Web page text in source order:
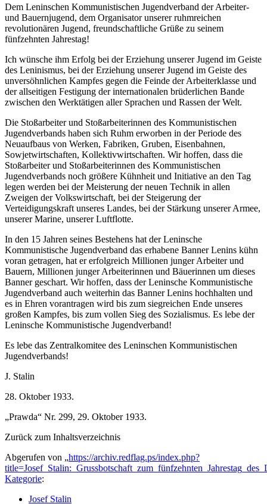
Dem Leninschen Kommunistischen Jugendverband der Arbeiter-
und Bauernjugend, dem Organisator unserer ruhmreichen
revolutionären Jugend, freundschaftliche Grüße zu seinem
fünfzehnten Jahrestag!
Ich wünsche ihm Erfolg bei der Erziehung unserer Jugend im Geiste
des Leninismus, bei der Erziehung unserer Jugend im Geiste des
unversöhnlichen Kampfes gegen die Feinde der Arbeiterklasse und
der allseitigen Festigung der internationalen brüderlichen Bande
zwischen den Werktätigen aller Sprachen und Rassen der Welt.
Die Stoßarbeiter und Stoßarbeiterinnen des Kommunistischen
Jugendverbands haben sich Ruhm erworben in der Periode des
Neuaufbaus von Werken, Fabriken, Gruben, Eisenbahnen,
Sowjetwirtschaften, Kollektivwirtschaften. Wir hoffen, dass die
Stoßarbeiter und Stoßarbeiterinnen des Kommunistischen
Jugendverbands noch größere Kühnheit und Initiative an den Tag
legen werden bei der Meisterung der neuen Technik in allen
Zweigen der Volkswirtschaft, bei der Steigerung der
Verteidigungskraft unseres Landes, bei der Stärkung unserer Armee,
unserer Marine, unserer Luftflotte.
In den 15 Jahren seines Bestehens hat der Leninsche
Kommunistische Jugendverband das erhabene Banner Lenins kühn
voran getragen, hat er erfolgreich Millionen junger Arbeiter und
Bauern, Millionen junger Arbeiterinnen und Bäuerinnen um dieses
Banner geschart. Wir hoffen, dass der Leninsche Kommunistische
Jugendverband auch weiterhin das Banner Lenins hochhalten und
es in Ehren vorantragen wird bis zum siegreichen Ende unseres
großen Kampfes, bis zum vollen Sieg des Sozialismus. Es lebe der
Leninsche Kommunistische Jugendverband!
Es lebe das Zentralkomitee des Leninschen Kommunistischen
Jugendverbands!
J. Stalin
28. Oktober 1933.
„Prawda“ Nr. 299, 29. Oktober 1933.
Zurück zum Inhaltsverzeichnis
Abgerufen von „https://archiv.redflag.ps/index.php?
Kategorie:
Josef Stalin